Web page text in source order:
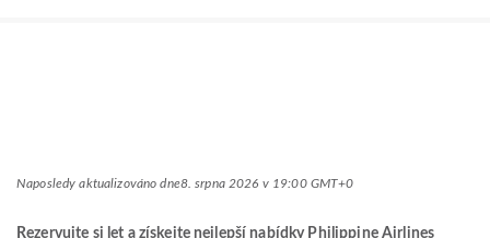
Naposledy aktualizováno dne8. srpna 2026 v 19:00 GMT+0
Rezervujte si let a získejte nejlepší nabídky Philippine Airlines